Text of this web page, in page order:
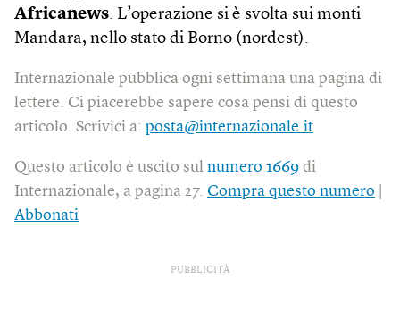
Africanews. L’operazione si è svolta sui monti
Mandara, nello stato di Borno (nordest).
Internazionale pubblica ogni settimana una pagina di
lettere. Ci piacerebbe sapere cosa pensi di questo
articolo. Scrivici a: posta@internazionale.it
Questo articolo è uscito sul numero 1669 di
Internazionale, a pagina 27. Compra questo numero
Abbonati
PUBBLICITÀ